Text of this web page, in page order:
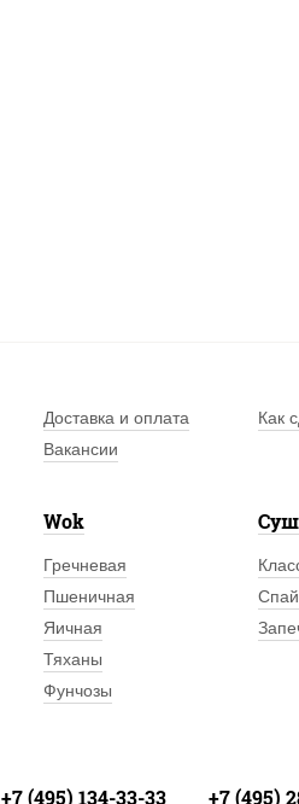
Доставка и оплата Как
Вакансии
Wok
Гречневая
Пшеничная
Яичная
Тяханы
Фунчозы
+7 (495) 134-33-33 +7 (495)